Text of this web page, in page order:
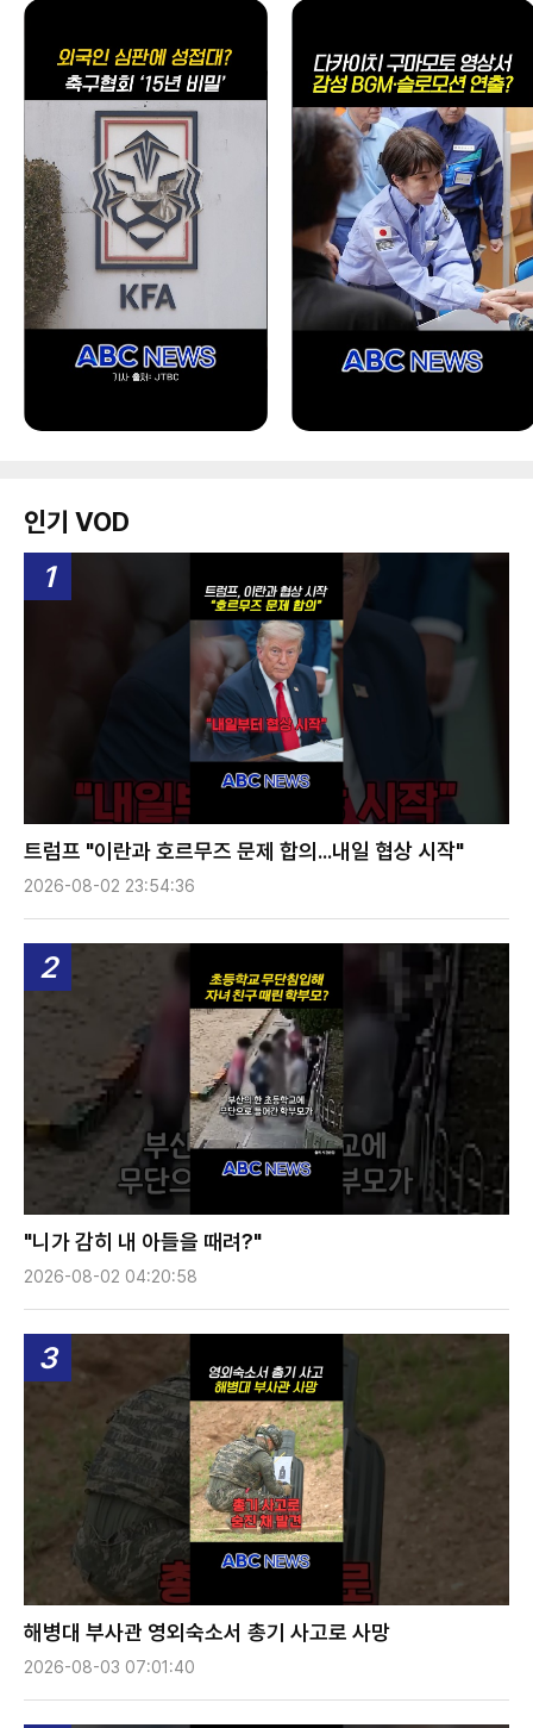
인기 VOD
1
트럼프 "이란과 호르무즈 문제 합의...내일 협상 시작"
2026-08-02 23:54:36
2
"니가 감히 내 아들을 때려?"
2026-08-02 04:20:58
3
해병대 부사관 영외숙소서 총기 사고로 사망
2026-08-03 07:01:40